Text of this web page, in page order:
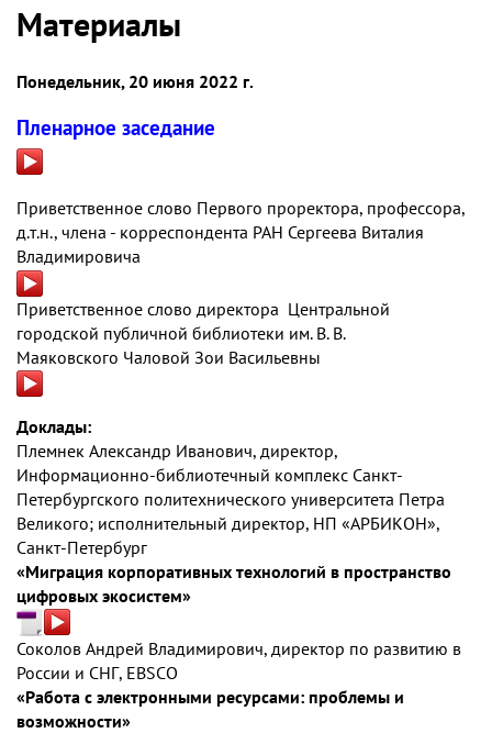
Материалы
Понедельник, 20 июня 2022 г.
Пленарное заседание
Приветственное слово Первого проректора, профессора,
д.т.н., члена - корреспондента РАН Сергеева Виталия
Владимировича
Приветственное слово директора Центральной
городской публичной библиотеки им. В. В.
Маяковского Чаловой Зои Васильевны
Доклады:
Племнек Александр Иванович, директор,
Информационно-библиотечный комплекс Санкт-
Петербургского политехнического университета Петра
Великого; исполнительный директор, НП «АРБИКОН»,
Санкт-Петербург
«Миграция корпоративных технологий в пространство
цифровых экосистем»
Соколов Андрей Владимирович, директор по развитию в
России и СНГ, EBSCO
«Работа с электронными ресурсами: проблемы и
возможности»